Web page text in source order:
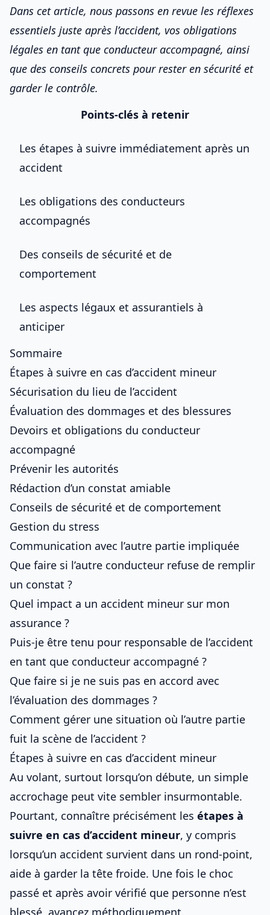
Dans cet article, nous passons en revue les réflexes
essentiels juste après l’accident, vos obligations
légales en tant que conducteur accompagné, ainsi
que des conseils concrets pour rester en sécurité et
garder le contrôle.
Points-clés à retenir
Les étapes à suivre immédiatement après un
accident
Les obligations des conducteurs
accompagnés
Des conseils de sécurité et de
comportement
Les aspects légaux et assurantiels à
anticiper
Sommaire
Étapes à suivre en cas d’accident mineur
Sécurisation du lieu de l’accident
Évaluation des dommages et des blessures
Devoirs et obligations du conducteur
accompagné
Prévenir les autorités
Rédaction d’un constat amiable
Conseils de sécurité et de comportement
Gestion du stress
Communication avec l’autre partie impliquée
Que faire si l’autre conducteur refuse de remplir
un constat ?
Quel impact a un accident mineur sur mon
assurance ?
Puis-je être tenu pour responsable de l’accident
en tant que conducteur accompagné ?
Que faire si je ne suis pas en accord avec
l’évaluation des dommages ?
Comment gérer une situation où l’autre partie
fuit la scène de l’accident ?
Étapes à suivre en cas d’accident mineur
Au volant, surtout lorsqu’on débute, un simple
accrochage peut vite sembler insurmontable.
Pourtant, connaître précisément les étapes à
suivre en cas d’accident mineur, y compris
lorsqu’un accident survient dans un rond-point,
aide à garder la tête froide. Une fois le choc
passé et après avoir vérifié que personne n’est